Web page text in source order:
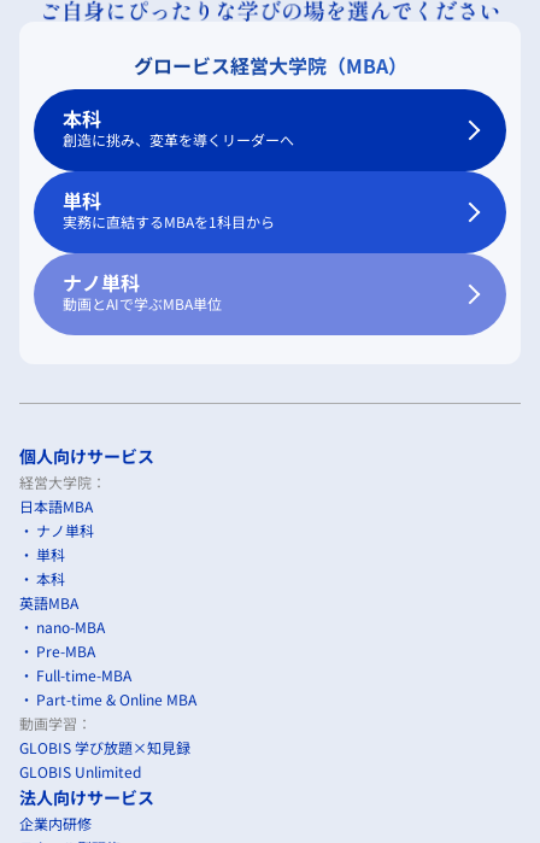
グロービス経営大学院（MBA）
本科
創造に挑み、変革を導くリーダーへ
単科
実務に直結するMBAを1科目から
ナノ単科
動画とAIで学ぶMBA単位
個人向けサービス
経営大学院：
日本語MBA
ナノ単科
単科
本科
英語MBA
nano-MBA
Pre-MBA
Full-time-MBA
Part-time & Online MBA
動画学習：
GLOBIS 学び放題×知見録
GLOBIS Unlimited
法人向けサービス
企業内研修